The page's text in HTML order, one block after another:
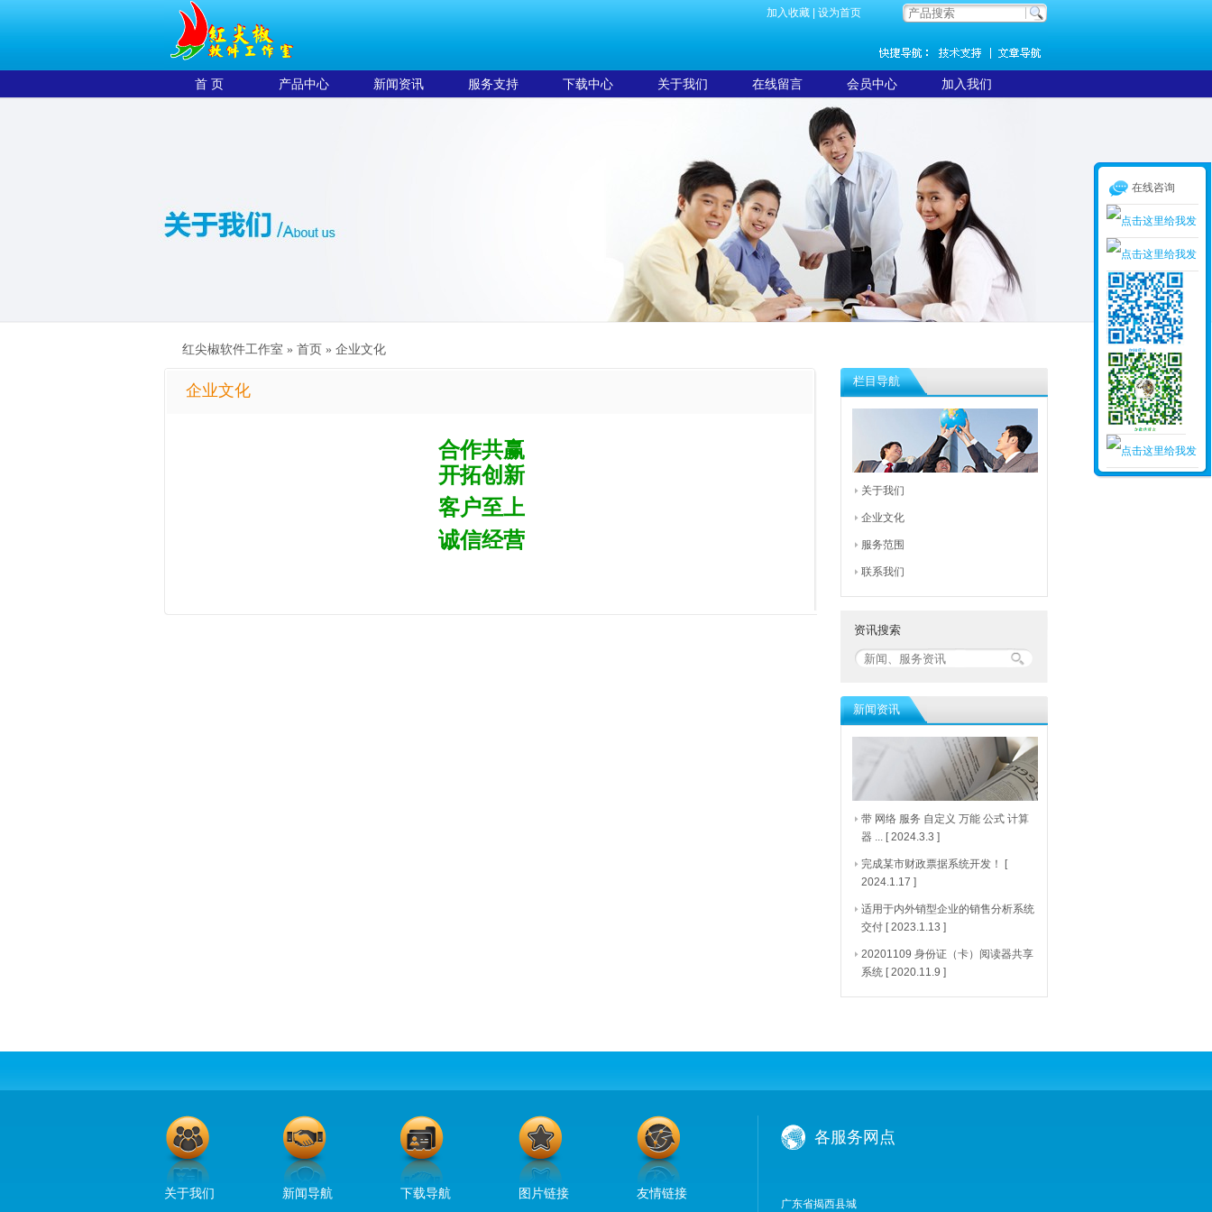
加入收藏 设为首页
首 页 产品中心 新闻资讯 服务支持 下载中心 关于我们 在线留言 会员中心 加入我们
红尖椒软件工作室 » 首页 » 企业文化
企业文化
合作共赢
开拓创新
客户至上
诚信经营
栏目导航
关于我们
企业文化
服务范围
联系我们
资讯搜索
新闻资讯
带 网络 服务 自定义 万能 公式 计算
器 ... [ 2024.3.3 ]
完成某市财政票据系统开发！
[
2024.1.17 ]
适用于内外销型企业的销售分析系统
交付 [ 2023.1.13 ]
20201109 身份证（卡）阅读器共享
系统 [ 2020.11.9 ]
关于我们 新闻导航 下载导航 图片链接 友情链接
各服务网点
广东省揭西县城
在线咨询